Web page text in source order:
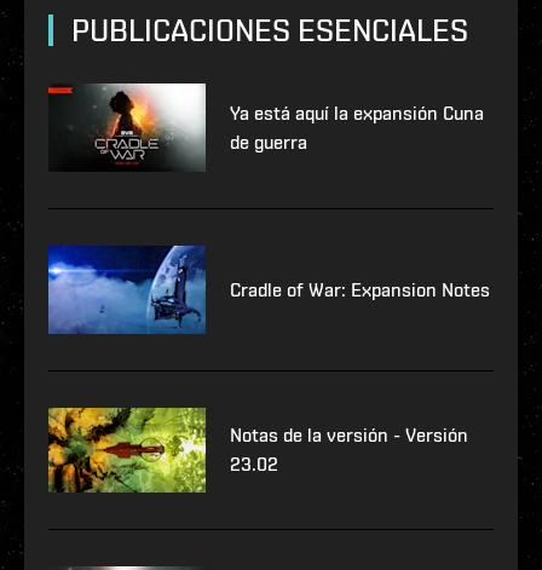
PUBLICACIONES ESENCIALES
Ya está aquí la expansión Cuna
de guerra
Cradle of War: Expansion Notes
Notas de la versión - Versión
23.02